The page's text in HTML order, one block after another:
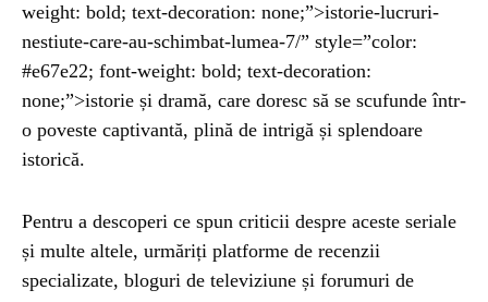
weight: bold; text-decoration: none;”>istorie-lucruri-
nestiute-care-au-schimbat-lumea-7/” style=”color:
#e67e22; font-weight: bold; text-decoration:
none;”>istorie și dramă, care doresc să se scufunde într-
o poveste captivantă, plină de intrigă și splendoare
istorică.
Pentru a descoperi ce spun criticii despre aceste seriale
și multe altele, urmăriți platforme de recenzii
specializate, bloguri de televiziune și forumuri de